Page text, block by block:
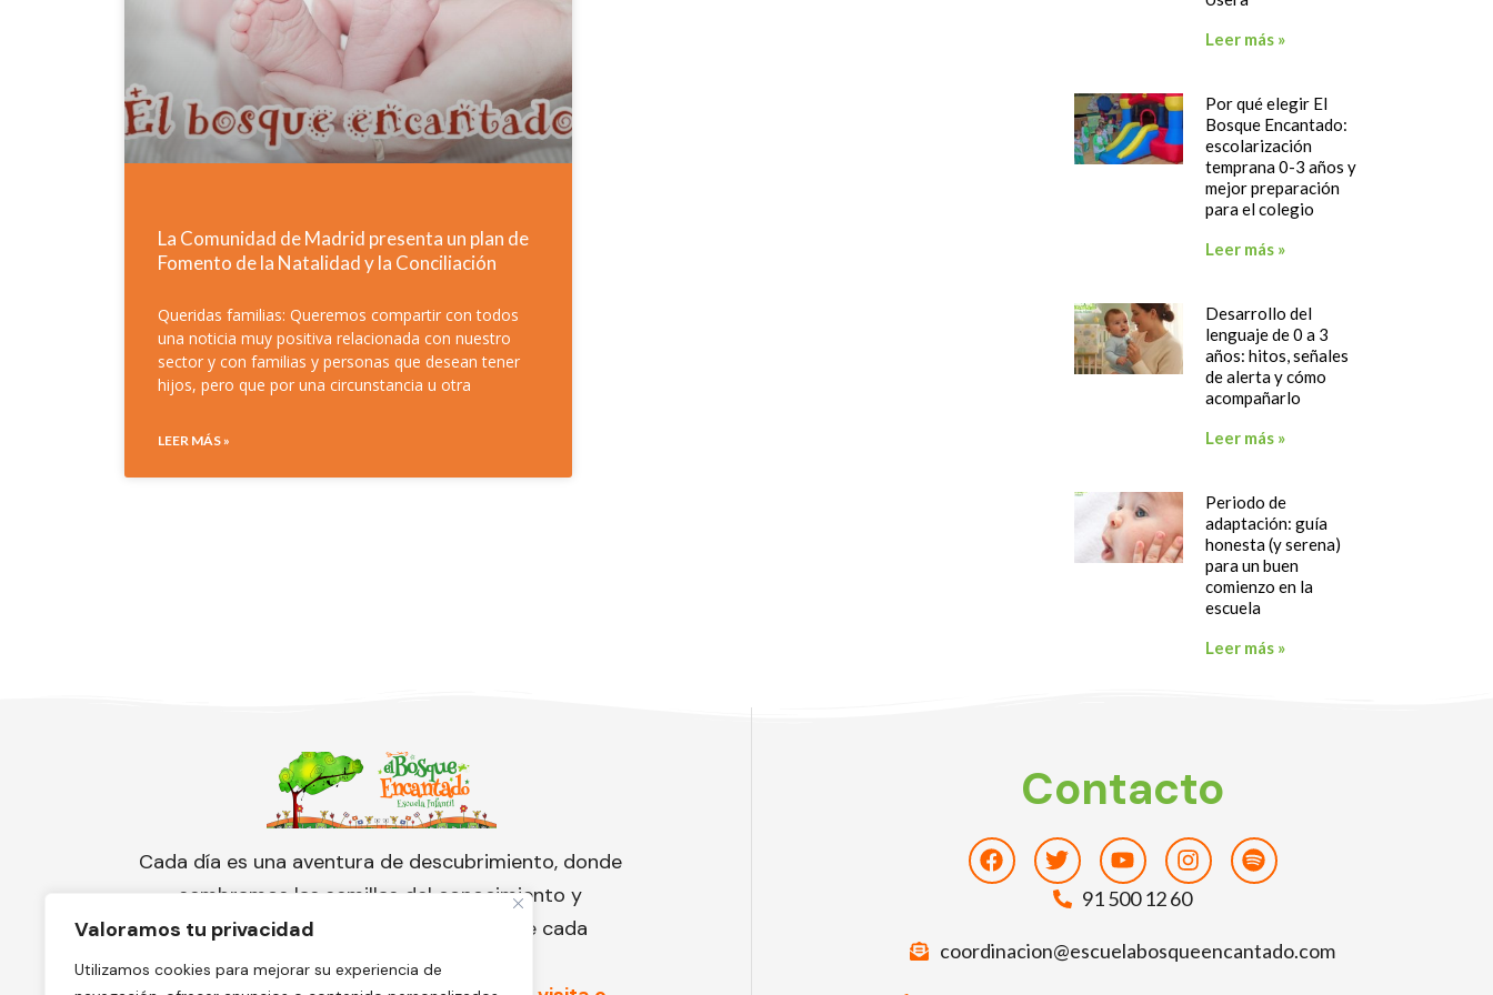
Valoramos tu privacidad
Utilizamos cookies para mejorar su experiencia de
La Comunidad de Madrid presenta un plan de
Fomento de la Natalidad y la Conciliación
Queridas familias: Queremos compartir con todos
una noticia muy positiva relacionada con nuestro
sector y con familias y personas que desean tener
hijos, pero que por una circunstancia u otra
LEER MÁS »
Leer más »
Por qué elegir El
Bosque Encantado:
escolarización
temprana 0-3 años y
mejor preparación
para el colegio
Leer más »
Desarrollo del
lenguaje de 0 a 3
años: hitos, señales
de alerta y cómo
acompañarlo
Leer más »
Periodo de
adaptación: guía
honesta (y serena)
para un buen
comienzo en la
escuela
Leer más »
Cada día es una aventura de descubrimiento, donde
sembramos las semillas del conocimiento y
cuidamos con amor el florecimiento de cada
pequeño corazón.
Contacto
FacebookTwitterYoutubeInstagramSpotify
91 500 12 60
coordinacion@escuelabosqueencantado.com